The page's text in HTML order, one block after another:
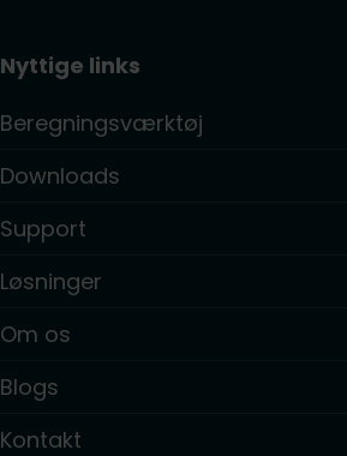
Nyttige links
Beregningsværktøj
Downloads
Support
Løsninger
Om os
Blogs
Kontakt